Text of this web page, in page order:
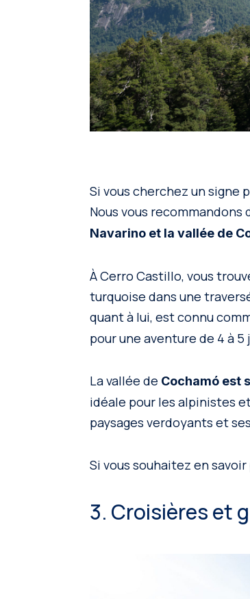
Si vous cherchez un signe
Nous vous recommandons
Navarino et la vallée de
À Cerro Castillo, vous
turquoise dans une
quant à lui, est connu
pour une aventure de 4 à 5
La vallée de Cochamó est
idéale pour les alpinistes
paysages verdoyants et
Si vous souhaitez en
3. Croisières et